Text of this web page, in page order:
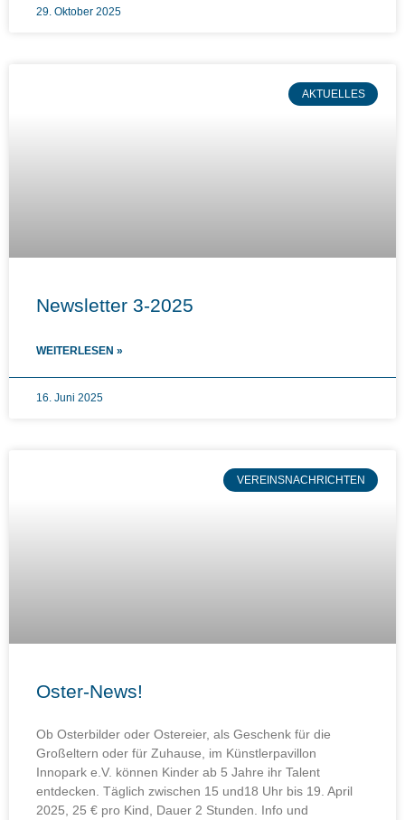
29. Oktober 2025
AKTUELLES
Newsletter 3-2025
WEITERLESEN »
16. Juni 2025
VEREINSNACHRICHTEN
Oster-News!
Ob Osterbilder oder Ostereier, als Geschenk für die
Großeltern oder für Zuhause, im Künstlerpavillon
Innopark e.V. können Kinder ab 5 Jahre ihr Talent
entdecken. Täglich zwischen 15 und18 Uhr bis 19. April
2025, 25 € pro Kind, Dauer 2 Stunden. Info und